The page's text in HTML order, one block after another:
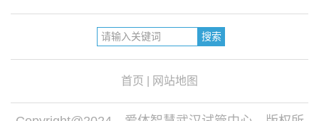
首页 网站地图